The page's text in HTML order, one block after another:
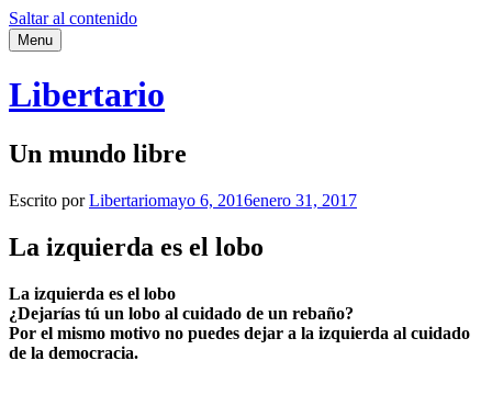
Saltar al contenido
Menu
Libertario
Un mundo libre
Escrito porLibertariomayo 6, 2016enero 31, 2017
La izquierda es el lobo
La izquierda es el lobo
¿Dejarías tú un lobo al cuidado de un rebaño?
Por el mismo motivo no puedes dejar a la izquierda al cuidado
de la democracia.